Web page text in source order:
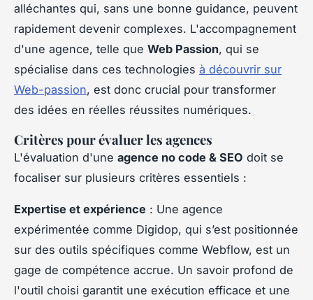
alléchantes qui, sans une bonne guidance, peuvent
rapidement devenir complexes. L'accompagnement
d'une agence, telle que Web Passion, qui se
spécialise dans ces technologies à découvrir sur
Web-passion, est donc crucial pour transformer
des idées en réelles réussites numériques.
Critères pour évaluer les agences
L'évaluation d'une agence no code & SEO doit se
focaliser sur plusieurs critères essentiels :
Expertise et expérience : Une agence
expérimentée comme Digidop, qui s’est positionnée
sur des outils spécifiques comme Webflow, est un
gage de compétence accrue. Un savoir profond de
l'outil choisi garantit une exécution efficace et une